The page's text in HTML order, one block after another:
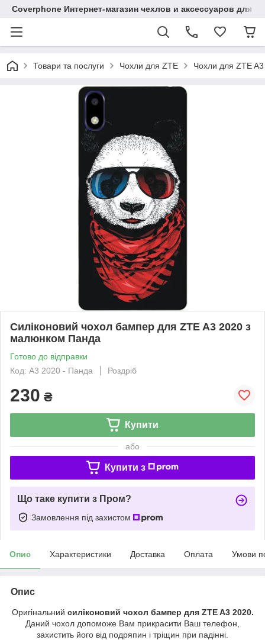
Coverphone Интернет-магазин чехлов и аксессуаров для
Товари та послуги Чохли для ZTE Чохли для ZTE
Силіконовий чохол бампер для ZTE A3 2020 з
малюнком Панда
Готово до відправки
Код: A3 2020 - Панда
Роздріб
230 ₴
Купити
або
Купити з
Що таке купити з Пром?
Замовлення під захистом
Опис Характеристики Доставка Оплата Умови
Опис
Оригінальний силіконовий чохол бампер для ZTE A3 2020.
Даний чохол допоможе Вам прикрасити Ваш телефон,
захистить його від подряпин і тріщин при падінні.